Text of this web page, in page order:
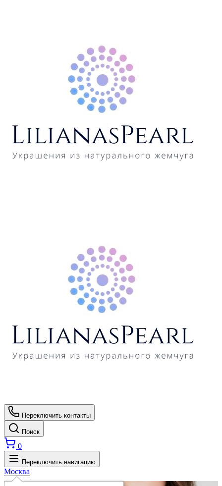
Переключить контакты
Поиск
0
Переключить навигацию
Москва